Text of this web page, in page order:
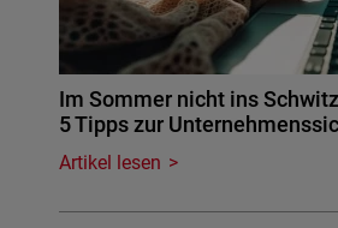
Im Sommer nicht ins
5 Tipps zur
Artikel lesen